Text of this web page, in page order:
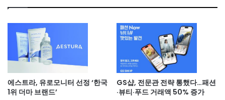
에스트라, 유로모니터 선정 ‘한국
1위 더마 브랜드’
GS샵, 전문관 전략 통했다…패션
·뷰티·푸드 거래액 50% 증가